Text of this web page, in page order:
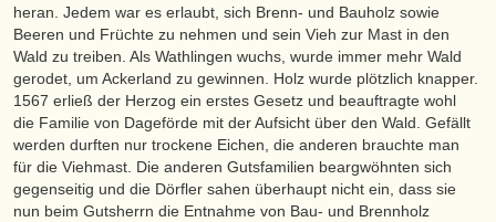
heran. Jedem war es erlaubt, sich Brenn- und Bauholz sowie
Beeren und Früchte zu nehmen und sein Vieh zur Mast in den
Wald zu treiben. Als Wathlingen wuchs, wurde immer mehr Wald
gerodet, um Ackerland zu gewinnen. Holz wurde plötzlich knapper.
1567 erließ der Herzog ein erstes Gesetz und beauftragte wohl
die Familie von Dageförde mit der Aufsicht über den Wald. Gefällt
werden durften nur trockene Eichen, die anderen brauchte man
für die Viehmast. Die anderen Gutsfamilien beargwöhnten sich
gegenseitig und die Dörfler sahen überhaupt nicht ein, dass sie
nun beim Gutsherrn die Entnahme von Bau- und Brennholz